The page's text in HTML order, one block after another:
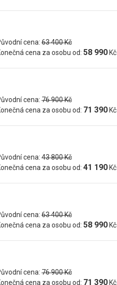
cena:63 400 Kč
cena za osobu od: 58 990Kč
cena:76 900 Kč
cena za osobu od: 71 390Kč
cena:43 800 Kč
cena za osobu od: 41 190Kč
cena:63 400 Kč
cena za osobu od: 58 990Kč
cena:76 900 Kč
cena za osobu od: 71 390Kč